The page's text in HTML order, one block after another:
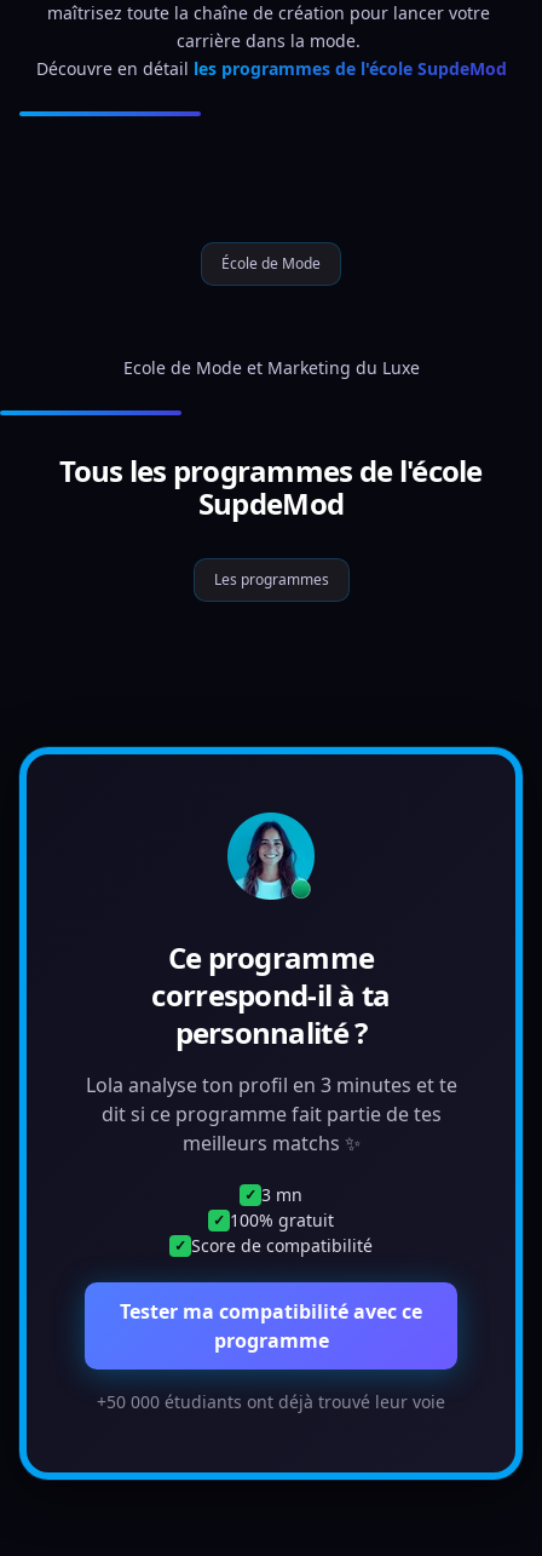
maîtrisez toute la chaîne de création pour lancer votre
carrière dans la mode.
Découvre en détail les programmes de l'école SupdeMod
École de Mode
Ecole de Mode et Marketing du Luxe
Tous les programmes de l'école
SupdeMod
Les programmes
Ce programme
correspond-il à ta
personnalité ?
Lola analyse ton profil en 3 minutes et te
dit si ce programme fait partie de tes
meilleurs matchs ✨
✓ 3 mn
✓ 100% gratuit
✓ Score de compatibilité
Tester ma compatibilité avec ce
programme
+50 000 étudiants ont déjà trouvé leur voie